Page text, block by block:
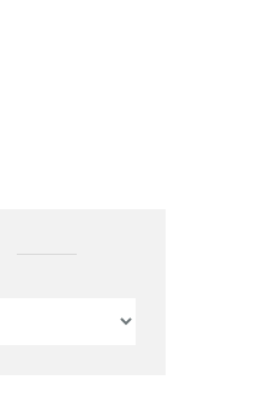
Logbuch